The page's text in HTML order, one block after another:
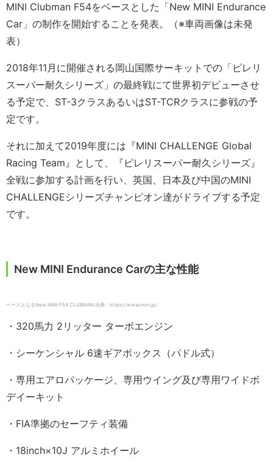
MINI Clubman F54をベースとした「New MINI Endurance
Car」の制作を開始することを発表。（※車両画像は未発
表）
2018年11月に開催される岡山国際サーキットでの「ピレリ
スーパー耐久シリーズ」の最終戦にて世界初デビューさせ
る予定で、ST-3クラスあるいはST-TCRクラスに参戦の予
定です。
それに加えて2019年度には『MINI CHALLENGE Global
Racing Team』として、『ピレリスーパー耐久シリーズ』
全戦に参加する計画を行い、英国、日本及び中国のMINI
CHALLENGEシリーズチャンピオン達がドライブする予定
です。
New MINI Endurance Carの主な性能
ベースとなるNew MINI F54 CLUBMAN 出典：https://www.mini.jp/
・320馬力 2リッター ターボエンジン
・シーケンシャル 6速ギアボックス（パドル式）
・専用エアロパッケージ、専用ウイング及び専用ワイドボ
デイーキット
・FIA準拠のセーフティ装備
・18inch×10J アルミホイール